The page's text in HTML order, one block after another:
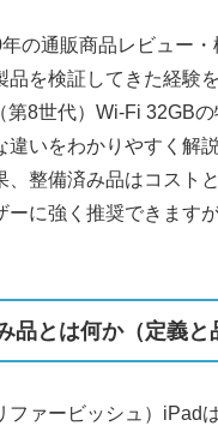
年の通販商品レビュー
品を検証してきた経験
第8世代）Wi‑Fi 32GB
違いをわかりやすく解
、整備済み品はコスト
ーに強く推奨できます
品とは何か（定義と
ファービッシュ）iPad